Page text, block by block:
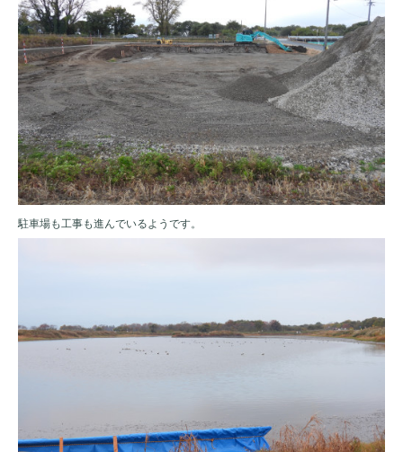
駐車場も工事も進んでいるようです。